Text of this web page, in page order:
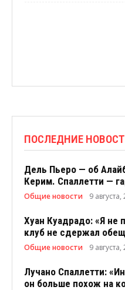
ПОСЛЕДНИЕ
Дель Пьеро — об
Керим. Спаллетти —
Общие новости 9
Хуан Куадрадо: «Я не
клуб не сдержал
Общие новости 9
Лучано Спаллетти:
он больше похож на